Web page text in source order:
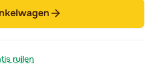
ruilen